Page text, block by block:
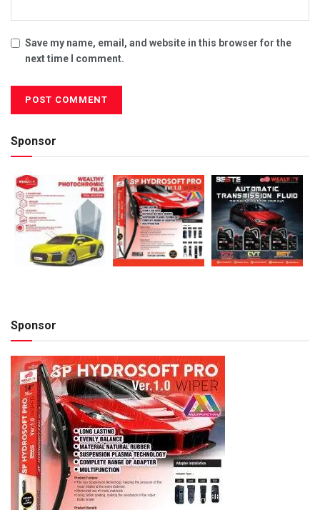
Save my name, email, and website in this browser for the
next time I comment.
Sponsor
Sponsor